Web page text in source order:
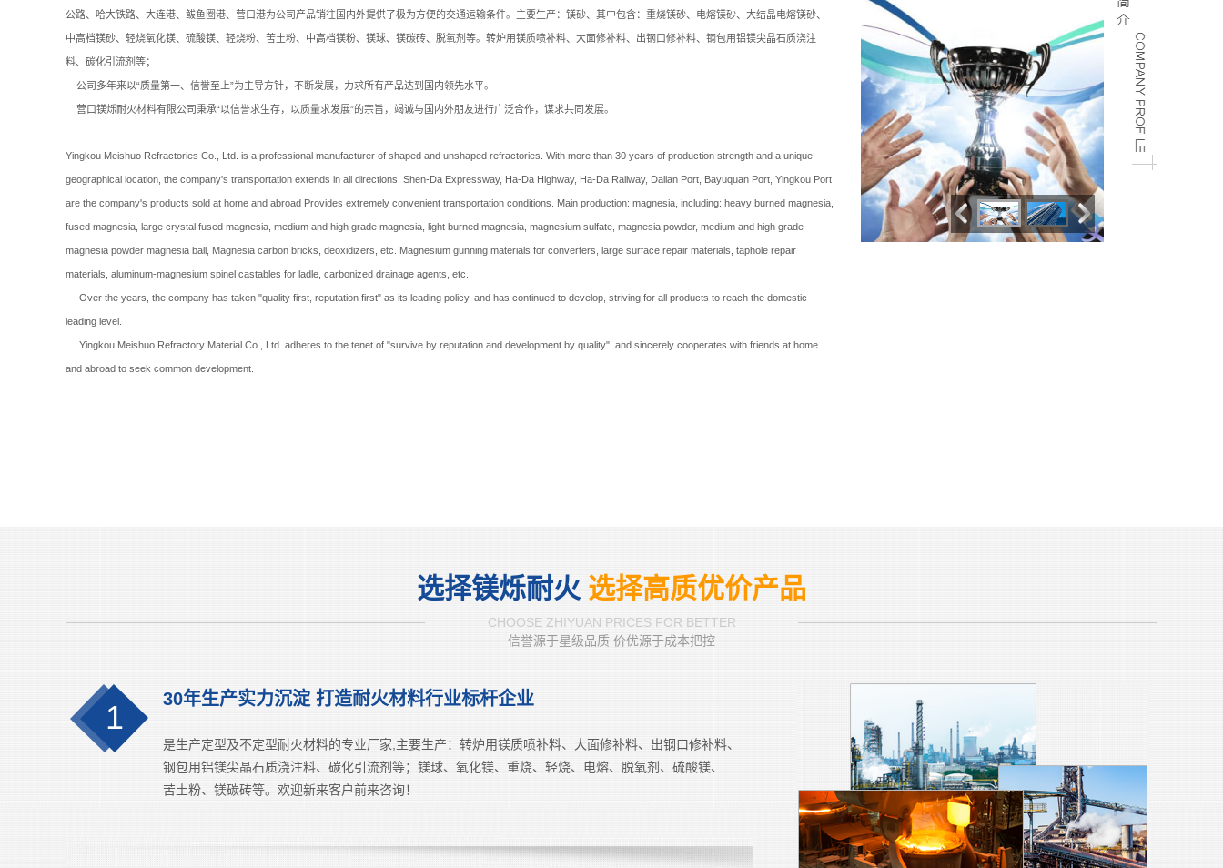
公路、哈大铁路、大连港、鲅鱼圈港、营口港为公司产品销往国内外提供了极为方便的交通运输条件。主要生产：镁砂、其中包含：重烧镁砂、电熔镁砂、大结晶电熔镁砂、
中高档镁砂、轻烧氧化镁、硫酸镁、轻烧粉、 苦土粉、中高档镁粉、 镁球、镁碳砖、脱氧剂等。转炉用镁质喷补料、大面修补料、出钢口修补料、钢包用铝镁尖晶石质浇注
料、碳化引流剂等；
公司多年来以“质量第一、信誉至上”为主导方针，不断发展，力求所有产品达到国内领先水平。
营口镁烁耐火材料有限公司秉承“以信誉求生存，以质量求发展”的宗旨，竭诚与国内外朋友进行广泛合作，谋求共同发展。
Yingkou Meishuo Refractories Co., Ltd. is a professional manufacturer of shaped and unshaped refractories. With more than 30 years of production strength and a unique
geographical location, the company's transportation extends in all directions. Shen-Da Expressway, Ha-Da Highway, Ha-Da Railway, Dalian Port, Bayuquan Port, Yingkou Port
are the company's products sold at home and abroad Provides extremely convenient transportation conditions. Main production: magnesia, including: heavy burned magnesia,
fused magnesia, large crystal fused magnesia, medium and high grade magnesia, light burned magnesia, magnesium sulfate, magnesia powder, medium and high grade
magnesia powder magnesia ball, Magnesia carbon bricks, deoxidizers, etc. Magnesium gunning materials for converters, large surface repair materials, taphole repair
materials, aluminum-magnesium spinel castables for ladle, carbonized drainage agents, etc.;
Over the years, the company has taken "quality first, reputation first" as its leading policy, and has continued to develop, striving for all products to reach the domestic
leading level.
Yingkou Meishuo Refractory Material Co., Ltd. adheres to the tenet of "survive by reputation and development by quality", and sincerely cooperates with friends at home
and abroad to seek common development.
选择镁烁耐火 选择高质优价产品
CHOOSE ZHIYUAN PRICES FOR BETTER
信誉源于星级品质 价优源于成本把控
1 30年生产实力沉淀 打造耐火材料行业标杆企业
是生产定型及不定型耐火材料的专业厂家,主要生产：转炉用镁质喷补料、大面修补料、出钢口修补料、
钢包用铝镁尖晶石质浇注料、碳化引流剂等；镁球、氧化镁、重烧、轻烧、电熔、脱氧剂、硫酸镁、
苦土粉、镁碳砖等。欢迎新来客户前来咨询！